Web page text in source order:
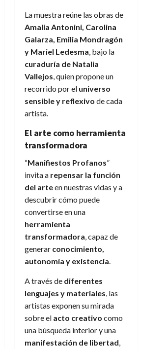
La muestra reúne las obras de
Amalia Antonini, Carolina
Galarza, Emilia Mondragón
y Mariel Ledesma , bajo la
curaduría de Natalia
Vallejos , quien propone un
recorrido por el universo
sensible y reflexivo de cada
artista.
El arte como herramienta
transformadora
“Manifiestos Profanos”
invita a repensar la función
del arteen nuestras vidas y a
descubrir cómo puede
convertirse en una
herramienta
transformadora , capaz de
generar conocimiento,
autonomía y existencia
A través de diferentes
lenguajes y materiales , las
artistas exponen su mirada
sobre el acto creativo como
una búsqueda interior y una
manifestación de libertad